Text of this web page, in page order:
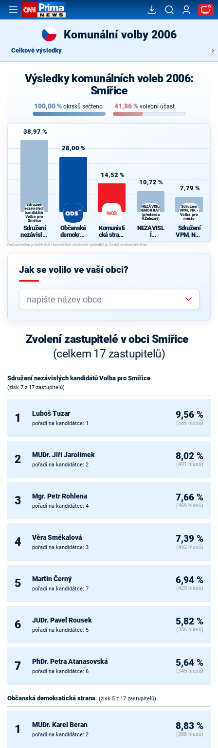
Komunální volby 2006
Celkové výsledky
Výsledky komunálních voleb 2006:
Smiřice
100,00% okrsků sečteno 41,86% volební účast
38,97 %
Sdružení
nezávislých
kandidátů
Volba pro
Smiřice
Sdružení
nezávislýc
h
kandidátů
Volba pro
28,00 %
Občanská
demokrati
cká strana
14,52 %
Komunisti
cká strana
Čech a
Moravy
10,72 %
NEZÁVISLÍ
DEMOKRATÉ
(předseda
V.Železný)
NEZÁVISL
Í
DEMOKRA
TÉ
(předseda
7,79 %
Sdružení
VPM, NK -
Volba pro
město
Sdružení
VPM, NK -
Volba pro
Jak se volilo ve vaší obci?
Zvolení zastupitelé v obci Smiřice
(celkem 17 zastupitelů)
Sdružení nezávislých kandidátů Volba pro Smiřice
(zisk 7 z 17 zastupitelů)
1 Luboš Tuzar
pořadí na kandidátce: 1
9,56 %
(585 hlasů)
2 MUDr. Jiří Jarolímek
pořadí na kandidátce: 2
8,02 %
(491 hlasů)
3 Mgr. Petr Rohlena
pořadí na kandidátce: 4
7,66 %
(469 hlasů)
4 Věra Smékalová
pořadí na kandidátce: 3
7,39 %
(452 hlasů)
5 Martin Černý
pořadí na kandidátce: 7
6,94 %
(425 hlasů)
6 JUDr. Pavel Rousek
pořadí na kandidátce: 5
5,82 %
(356 hlasů)
7 PhDr. Petra Atanasovská
pořadí na kandidátce: 6
5,64 %
(345 hlasů)
Občanská demokratická strana (zisk 5 z 17 zastupitelů)
1 MUDr. Karel Beran
pořadí na kandidátce: 2
8,83 %
(388 hlasů)